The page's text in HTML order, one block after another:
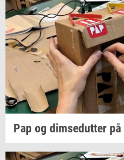
Pap og dim­se­dut­ter på